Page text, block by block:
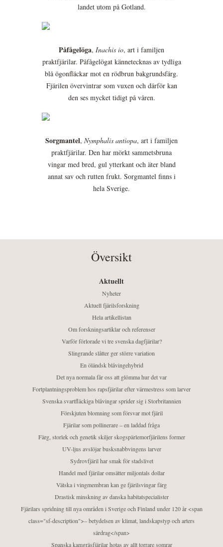
landet utom på Gotland.
Påfågelöga, Inachis io, art i familjen
praktfjärilar. Påfågelögat kännetecknas av tydliga
blå ögonfläckar mot en rödbrun bakgrundsfärg.
Fjärilen övervintrar som vuxen och därför kan
den ses mycket tidigt på våren.
Sorgmantel, Nymphalis antiopa, art i familjen
praktfjärilar. Den har mörkt sammetsbruna
vingar med bred, gul ytterkant och äter bland
annat sav och rutten frukt. Sorgmantel finns i
hela Sverige.
Översikt
Aktuellt
Nyheter
Aktuell fjärilsforskning
Hela artikellistan
Om forskningsartiklar och referenser
Varför förlorade vi tre svenska dagfjärilar?
Slingrande slåtter ger större variation
En öländsk blåvingehybrid
Det nya normala får oss att glömma hur det var
Fortplantningsproblem hos rapsfjärilar efter värmestress som larver
Svenska svartfläckiga blåvingar sprider sig i Storbritannien
Förskjuten blomning som försvar mot fjäril
Fjärilar som pollinerare – en laddad fråga
Färg, storlek och genetik skiljer skogspärlemorfjärilens former
UV-ljus avslöjar busksnabbvingens larver
Sydrovfjäril har smak för stadslivet
Handel med fjärilar omsätter miljontals dollar
Vätska i vingmembran kan ge fjärilsvingar färg
Drastisk minskning av danska habitatspecialister
Fjärilars spridning till nya områden i Sverige och Finland under 120 år <span
class="sf-description">– betydelsen av klimat, landskapstyp och arters
särdrag</span>
Spanska kamgräsfjärilar hotas av allt torrare somrar